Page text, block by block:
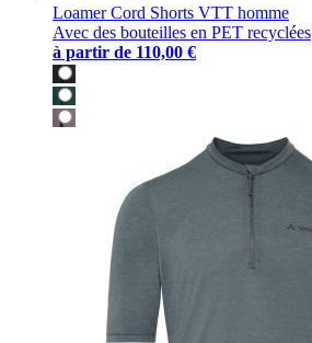
Loamer Cord Shorts VTT homme
Avec des bouteilles en PET recyclées
à partir de 110,00 €